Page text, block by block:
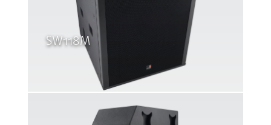
SW118M